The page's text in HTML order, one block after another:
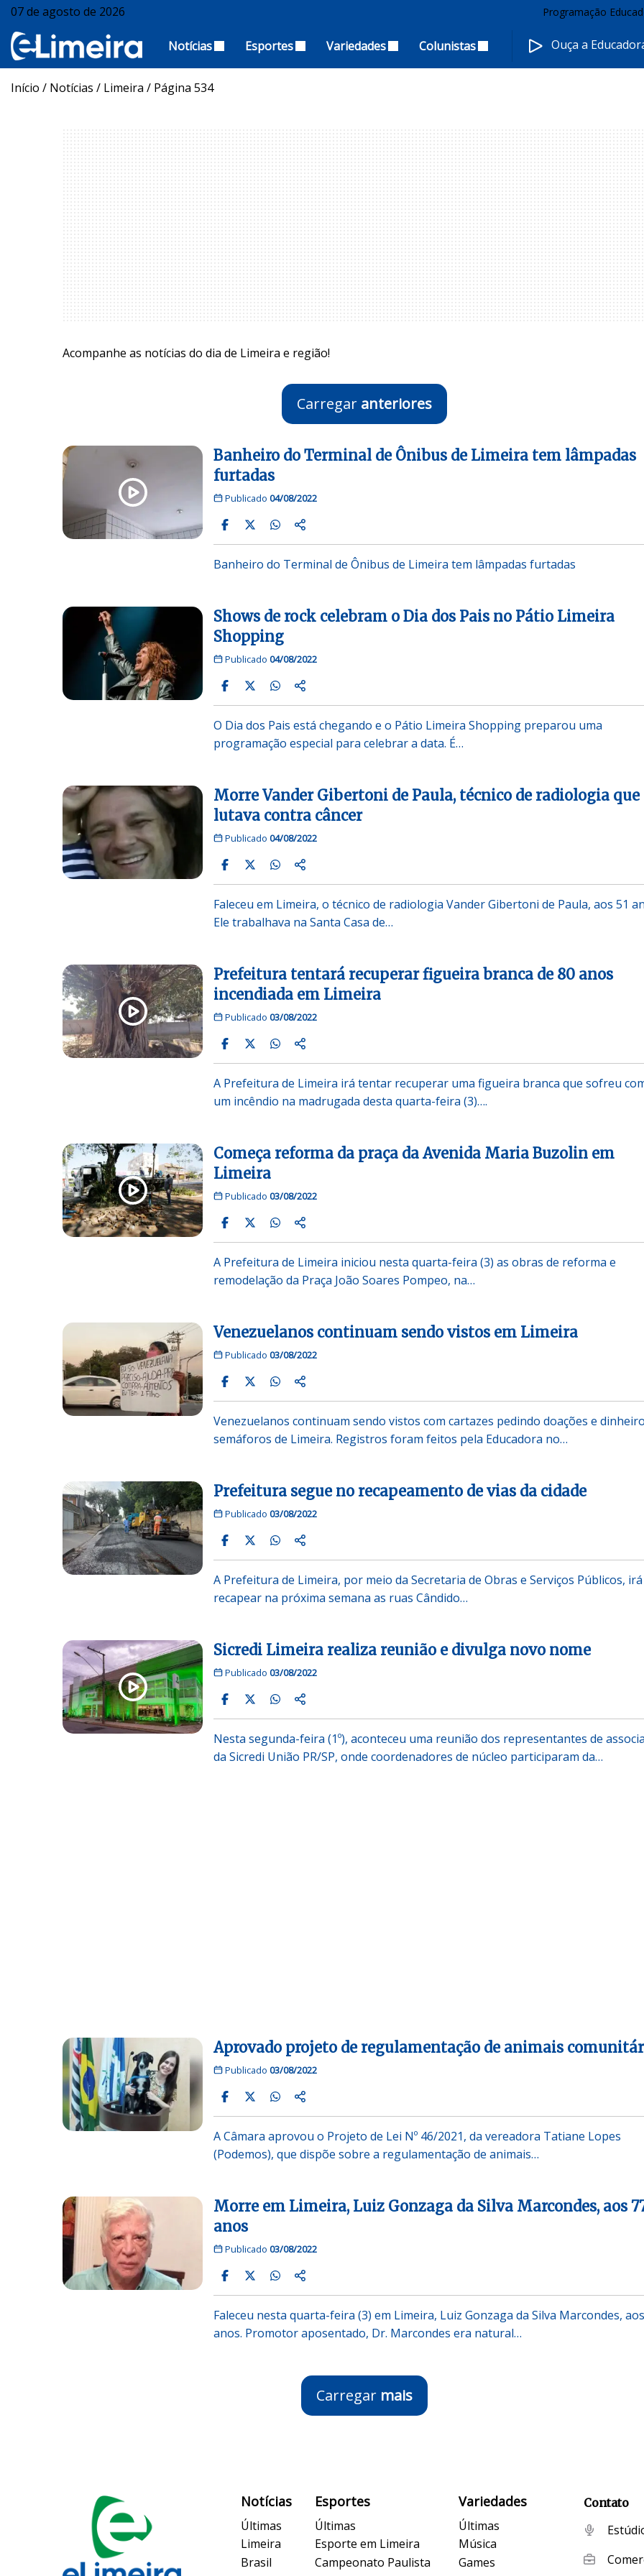
07 de agosto de 2026 Programação
Notícias Esportes Variedades Colunistas Ouça a
Início / Notícias / Limeira / Página 534
Acompanhe as notícias do dia de Limeira e região!
Carregar anteriores
Banheiro do Terminal de Ônibus de Limeira tem lâmpadas
furtadas
Publicado 04/08/2022
Banheiro do Terminal de Ônibus de Limeira tem lâmpadas furtadas
Shows de rock celebram o Dia dos Pais no Pátio Limeira
Shopping
Publicado 04/08/2022
O Dia dos Pais está chegando e o Pátio Limeira Shopping preparou uma
programação especial para celebrar a data. É…
Morre Vander Gibertoni de Paula, técnico de radiologia que
lutava contra câncer
Publicado 04/08/2022
Faleceu em Limeira, o técnico de radiologia Vander Gibertoni de Paula, aos 51
Ele trabalhava na Santa Casa de…
Prefeitura tentará recuperar figueira branca de 80 anos
incendiada em Limeira
Publicado 03/08/2022
A Prefeitura de Limeira irá tentar recuperar uma figueira branca que sofreu
um incêndio na madrugada desta quarta-feira (3)….
Começa reforma da praça da Avenida Maria Buzolin em
Limeira
Publicado 03/08/2022
A Prefeitura de Limeira iniciou nesta quarta-feira (3) as obras de reforma e
remodelação da Praça João Soares Pompeo, na…
Venezuelanos continuam sendo vistos em Limeira
Publicado 03/08/2022
Venezuelanos continuam sendo vistos com cartazes pedindo doações e
semáforos de Limeira. Registros foram feitos pela Educadora no…
Prefeitura segue no recapeamento de vias da cidade
Publicado 03/08/2022
A Prefeitura de Limeira, por meio da Secretaria de Obras e Serviços Públicos, irá
recapear na próxima semana as ruas Cândido…
Sicredi Limeira realiza reunião e divulga novo nome
Publicado 03/08/2022
Nesta segunda-feira (1º), aconteceu uma reunião dos representantes de
da Sicredi União PR/SP, onde coordenadores de núcleo participaram da…
Aprovado projeto de regulamentação de animais
Publicado 03/08/2022
A Câmara aprovou o Projeto de Lei Nº 46/2021, da vereadora Tatiane Lopes
(Podemos), que dispõe sobre a regulamentação de animais…
Morre em Limeira, Luiz Gonzaga da Silva Marcondes, aos
anos
Publicado 03/08/2022
Faleceu nesta quarta-feira (3) em Limeira, Luiz Gonzaga da Silva Marcondes,
anos. Promotor aposentado, Dr. Marcondes era natural…
Carregar mais
Notícias
Últimas
Limeira
Brasil
Esportes
Últimas
Esporte em Limeira
Campeonato Paulista
Variedades
Últimas
Música
Games
Contato